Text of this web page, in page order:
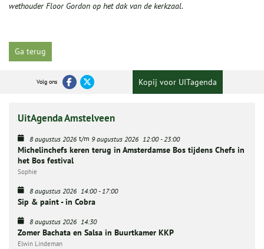
wethouder Floor Gordon op het dak van de kerkzaal.
Ga terug
Volg ons Kopij voor UITagenda
UitAgenda Amstelveen
8 augustus 2026 t/m 9 augustus 2026 12:00-23:00
Michelinchefs keren terug in Amsterdamse Bos tijdens Chefs in
het Bos festival
Sophie
8 augustus 2026 14:00-17:00
Sip & paint - in Cobra
8 augustus 2026 14:30
Zomer Bachata en Salsa in Buurtkamer KKP
Elwin Lindeman